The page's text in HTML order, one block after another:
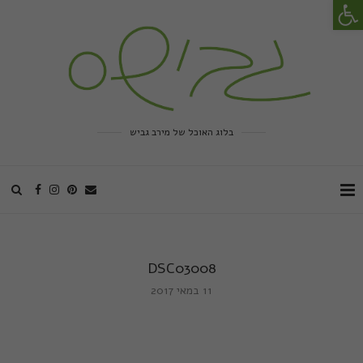
בלוג האוכל של מירב גביש
DSC03008
11 במאי 2017